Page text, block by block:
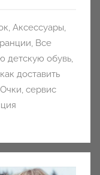
, Аксессуары,
, Все
детскую обувь,
как доставить
Очки, сервис